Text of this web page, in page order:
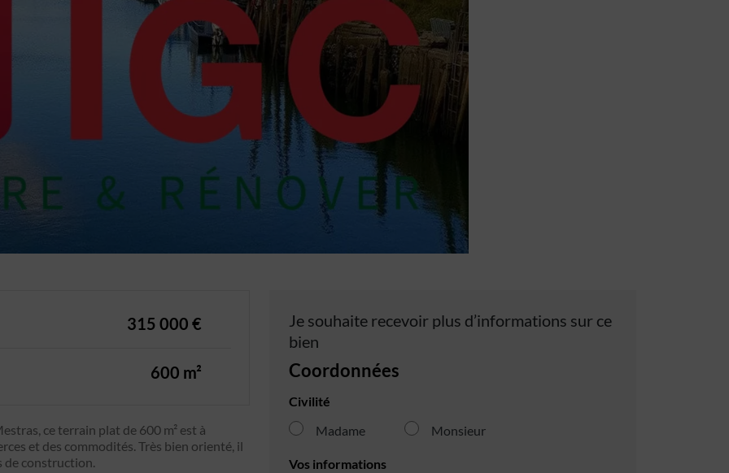
315 000 €
600 m²
ce terrain plat de 600 m² est à
et des commodités. Très bien orienté, il
de construction.
Je souhaite recevoir plus d’informations sur ce
bien
Coordonnées
Civilité
Madame
Monsieur
Vos informations